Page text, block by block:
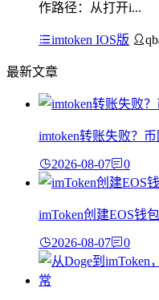
作路径：从打开i...
imtoken IOS版
最新文章
imtoken转账失败？
2026-08-07 0
imToken创建EOS钱
2026-08-07 0